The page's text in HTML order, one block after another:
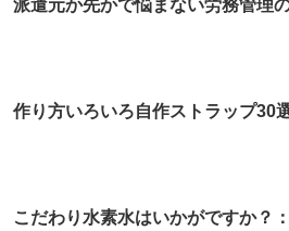
派遣元か先かで悩まない労務管理
作り方いろいろ自作ストラップ30
こだわり水素水はいかがですか？